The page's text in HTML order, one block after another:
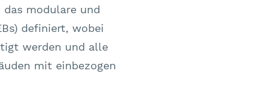
das modulare und
definiert, wobei
werden und alle
mit einbezogen